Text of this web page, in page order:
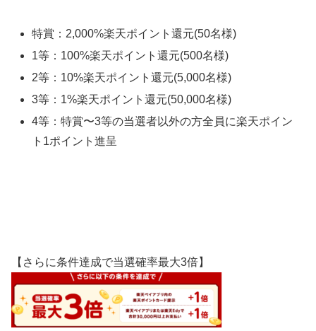
特賞：2,000%楽天ポイント還元(50名様)
1等：100%楽天ポイント還元(500名様)
2等：10%楽天ポイント還元(5,000名様)
3等：1%楽天ポイント還元(50,000名様)
4等：特賞〜3等の当選者以外の方全員に楽天ポイン
ト1ポイント進呈
【さらに条件達成で当選確率最大3倍】